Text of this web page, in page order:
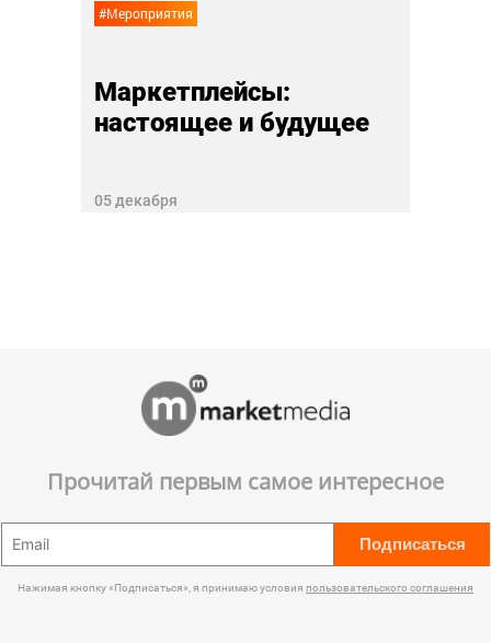
#Мероприятия
Маркетплейсы:
настоящее и будущее
05 декабря
Прочитай первым самое интересное
Подписаться
Нажимая кнопку «Подписаться», я принимаю условия пользовательского соглашения